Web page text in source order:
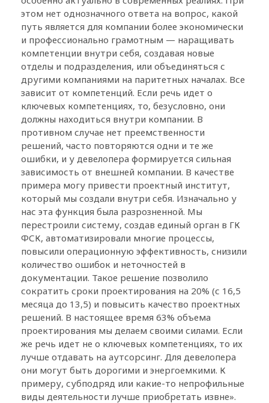
этом нет однозначного ответа на вопрос, какой
путь является для компании более экономически
и профессионально грамотным — наращивать
компетенции внутри себя, создавая новые
отделы и подразделения, или объединяться с
другими компаниями на паритетных началах. Все
зависит от компетенций. Если речь идет о
ключевых компетенциях, то, безусловно, они
должны находиться внутри компании. В
противном случае нет преемственности
решений, часто повторяются одни и те же
ошибки, и у девелопера формируется сильная
зависимость от внешней компании. В качестве
примера могу привести проектный институт,
который мы создали внутри себя. Изначально у
нас эта функция была разрозненной. Мы
перестроили систему, создав единый орган в ГК
ФСК, автоматизировали многие процессы,
повысили операционную эффективность, снизили
количество ошибок и неточностей в
документации. Такое решение позволило
сократить сроки проектирования на 20% (с 16,5
месяца до 13,5) и повысить качество проектных
решений. В настоящее время 63% объема
проектирования мы делаем своими силами. Если
же речь идет не о ключевых компетенциях, то их
лучше отдавать на аутсорсинг. Для девелопера
они могут быть дорогими и энергоемкими. К
примеру, субподряд или какие-то непрофильные
виды деятельности лучше приобретать извне».